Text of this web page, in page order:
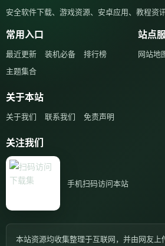
安全软件下载、游戏资源、安卓应用、教程资
常用入口
最近更新 装机必备
排行榜
主题集合
站点
网站地
关于本站
关于我们 联系我们 免责声明
关注我们
手机扫码访问本站
本站资源均收集整理于互联网，并由网友